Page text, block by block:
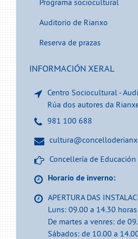
Programa sociocultural
Auditorio de Rianxo
Reserva de prazas
INFORMACIÓN XERAL
Centro Sociocultural -
Rúa dos autores da
981 100 688
Concellería de
Horario de inverno:
APERTURA DAS
Luns: 09.00 a 14.30 horas
De martes a venres: de
Sábados: de 10.00 a